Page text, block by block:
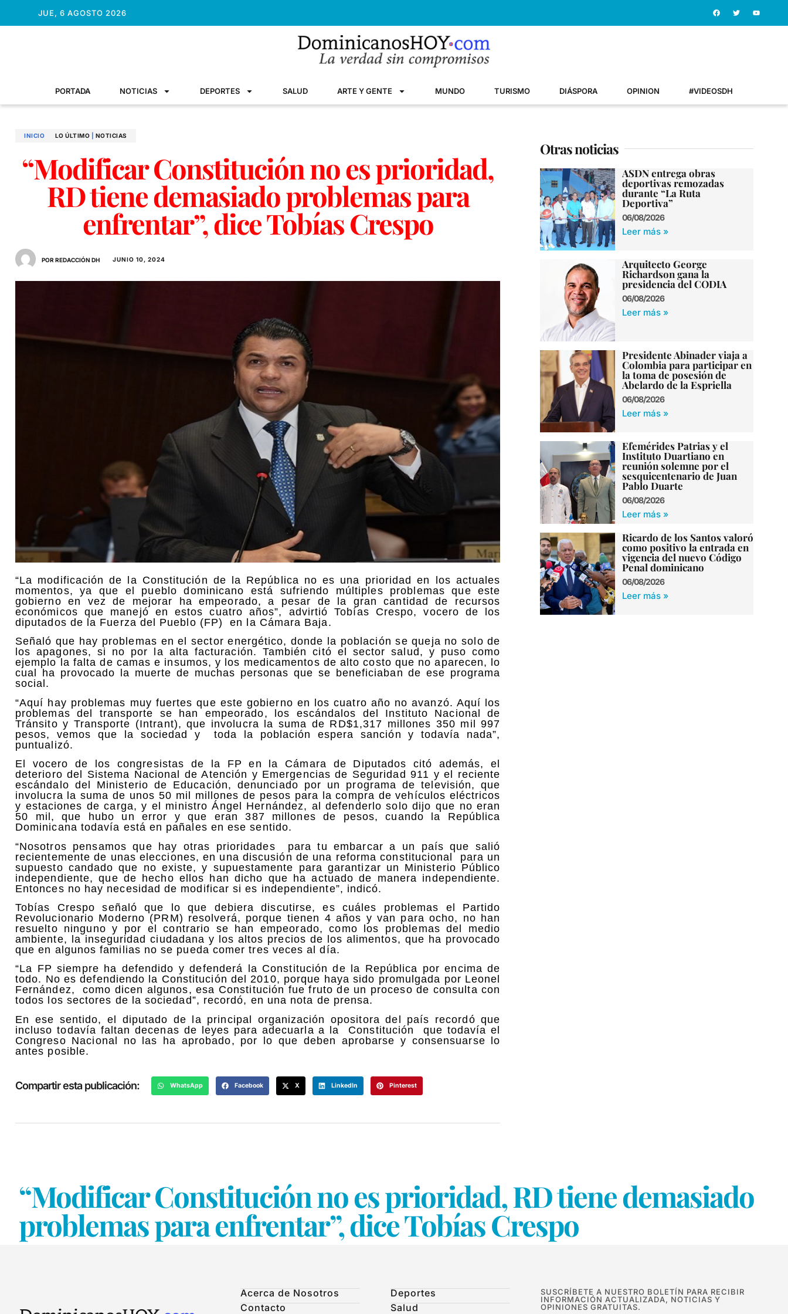
JUE, 6 AGOSTO 2026
PORTADA NOTICIAS DEPORTES SALUD ARTE Y GENTE MUNDO TURISMO DIÁSPORA OPINION #VIDEOSDH
INICIO LO ÚLTIMO NOTICIAS
“Modificar Constitución no es prioridad,
RD tiene demasiado problemas para
enfrentar”, dice Tobías Crespo
POR REDACCIÓN DH JUNIO 10, 2024
“La modificación de la Constitución de la República no es una prioridad en los actuales
momentos, ya que el pueblo dominicano está sufriendo múltiples problemas que este
gobierno en vez de mejorar ha empeorado, a pesar de la gran cantidad de recursos
económicos que manejó en estos cuatro años”, advirtió Tobías Crespo, vocero de los
diputados de la Fuerza del Pueblo (FP) en la Cámara Baja.
Señaló que hay problemas en el sector energético, donde la población se queja no solo de
los apagones, si no por la alta facturación. También citó el sector salud, y puso como
ejemplo la falta de camas e insumos, y los medicamentos de alto costo que no aparecen, lo
cual ha provocado la muerte de muchas personas que se beneficiaban de ese programa
social.
“Aquí hay problemas muy fuertes que este gobierno en los cuatro año no avanzó. Aquí los
problemas del transporte se han empeorado, los escándalos del Instituto Nacional de
Tránsito y Transporte (Intrant), que involucra la suma de RD$1,317 millones 350 mil 997
pesos, vemos que la sociedad y toda la población espera sanción y todavía nada”,
puntualizó.
El vocero de los congresistas de la FP en la Cámara de Diputados citó además, el
deterioro del Sistema Nacional de Atención y Emergencias de Seguridad 911 y el reciente
escándalo del Ministerio de Educación, denunciado por un programa de televisión, que
involucra la suma de unos 50 mil millones de pesos para la compra de vehículos eléctricos
y estaciones de carga, y el ministro Ángel Hernández, al defenderlo solo dijo que no eran
50 mil, que hubo un error y que eran 387 millones de pesos, cuando la República
Dominicana todavía está en pañales en ese sentido.
“Nosotros pensamos que hay otras prioridades para tu embarcar a un país que salió
recientemente de unas elecciones, en una discusión de una reforma constitucional para un
supuesto candado que no existe, y supuestamente para garantizar un Ministerio Público
independiente, que de hecho ellos han dicho que ha actuado de manera independiente.
Entonces no hay necesidad de modificar si es independiente”, indicó.
Tobías Crespo señaló que lo que debiera discutirse, es cuáles problemas el Partido
Revolucionario Moderno (PRM) resolverá, porque tienen 4 años y van para ocho, no han
resuelto ninguno y por el contrario se han empeorado, como los problemas del medio
ambiente, la inseguridad ciudadana y los altos precios de los alimentos, que ha provocado
que en algunos familias no se pueda comer tres veces al día.
“La FP siempre ha defendido y defenderá la Constitución de la República por encima de
todo. No es defendiendo la Constitución del 2010, porque haya sido promulgada por Leonel
Fernández, como dicen algunos, esa Constitución fue fruto de un proceso de consulta con
todos los sectores de la sociedad”, recordó, en una nota de prensa.
En ese sentido, el diputado de la principal organización opositora del país recordó que
incluso todavía faltan decenas de leyes para adecuarla a la Constitución que todavía el
Congreso Nacional no las ha aprobado, por lo que deben aprobarse y consensuarse lo
antes posible.
Compartir esta publicación: WhatsApp Facebook X LinkedIn Pinterest
Otras noticias
ASDN entrega obras
deportivas remozadas
durante “La Ruta
Deportiva”
06/08/2026
Leer más »
Arquitecto George
Richardson gana la
presidencia del CODIA
06/08/2026
Leer más »
Presidente Abinader viaja a
Colombia para participar en
la toma de posesión de
Abelardo de la Espriella
06/08/2026
Leer más »
Efemérides Patrias y el
Instituto Duartiano en
reunión solemne por el
sesquicentenario de Juan
Pablo Duarte
06/08/2026
Leer más »
Ricardo de los Santos valoró
como positivo la entrada en
vigencia del nuevo Código
Penal dominicano
06/08/2026
Leer más »
“Modificar Constitución no es prioridad, RD tiene demasiado
problemas para enfrentar”, dice Tobías Crespo
Acerca de Nosotros
Contacto
Deportes
Salud
SUSCRÍBETE A NUESTRO BOLETÍN PARA RECIBIR
INFORMACIÓN ACTUALIZADA, NOTICIAS Y
OPINIONES GRATUITAS.